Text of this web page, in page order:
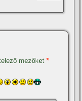
mezőket*